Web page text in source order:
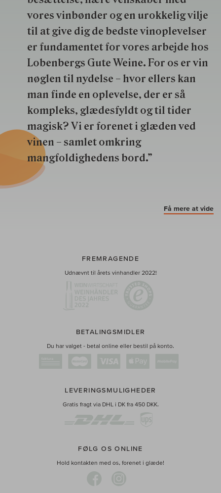
vores vinbønder og en urokkelig vilje
til at give dig de bedste vinoplevelser
er fundamentet for vores arbejde hos
Lobenbergs Gute Weine. For os er vin
nøglen til nydelse – hvor ellers kan
man finde en oplevelse, der er så
kompleks, glædesfyldt og til tider
magisk? Vi er forenet i glæden ved
vinen – samlet omkring
mangfoldighedens bord.”
Få mere at vide
FREMRAGENDE
Udnævnt til årets vinhandler 2022!
BETALINGSMIDLER
Du har valget - betal online eller bestil på konto.
LEVERINGSMULIGHEDER
Gratis fragt via DHL i DK fra 450 DKK.
FØLG OS ONLINE
Hold kontakten med os, forenet i glæde!